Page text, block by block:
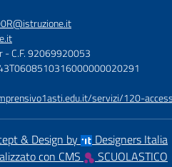
- C.F. 92069920053
servizi/120-
& Design by
Designers Italia
con CMS
SCUOLASTICO